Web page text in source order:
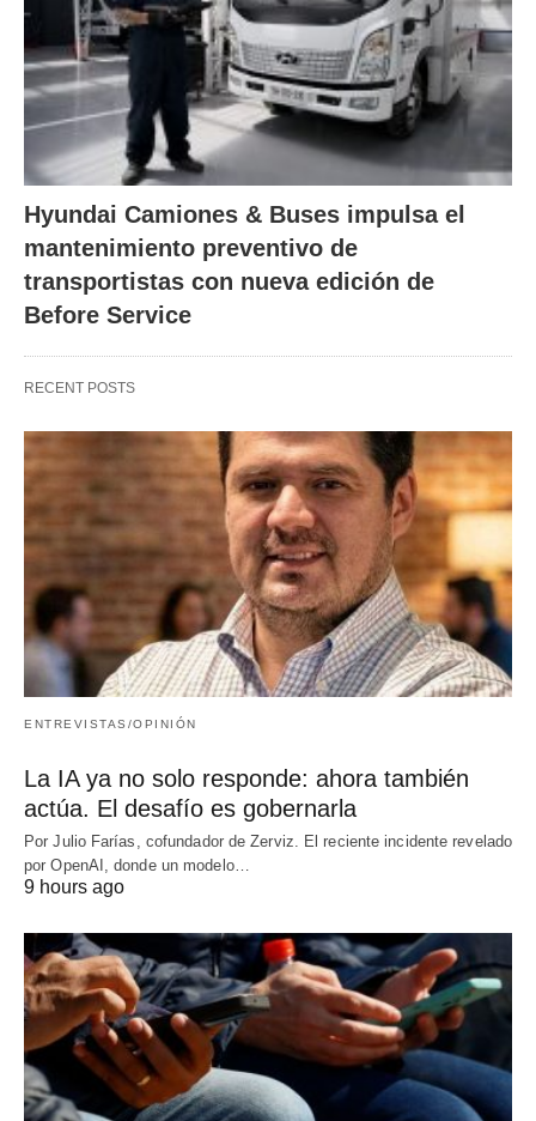
Hyundai Camiones & Buses impulsa el
mantenimiento preventivo de
transportistas con nueva edición de
Before Service
RECENT POSTS
ENTREVISTAS/OPINIÓN
La IA ya no solo responde: ahora también
actúa. El desafío es gobernarla
Por Julio Farías, cofundador de Zerviz. El reciente incidente revelado
por OpenAI, donde un modelo…
9 hours ago